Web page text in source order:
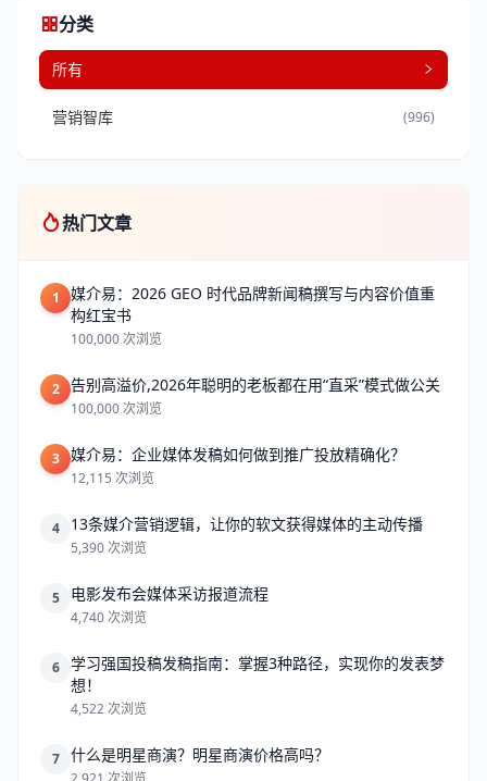
分类
所有
营销智库 (996)
热门文章
1
媒介易：2026 GEO 时代品牌新闻稿撰写与内容价值重
构红宝书
100,000 次浏览
2 告别高溢价,2026年聪明的老板都在用“直采”模式做公关
100,000 次浏览
3 媒介易：企业媒体发稿如何做到推广投放精确化？
12,115 次浏览
4 13条媒介营销逻辑，让你的软文获得媒体的主动传播
5,390 次浏览
5 电影发布会媒体采访报道流程
4,740 次浏览
6
学习强国投稿发稿指南：掌握3种路径，实现你的发表梦
想！
4,522 次浏览
7 什么是明星商演？明星商演价格高吗？